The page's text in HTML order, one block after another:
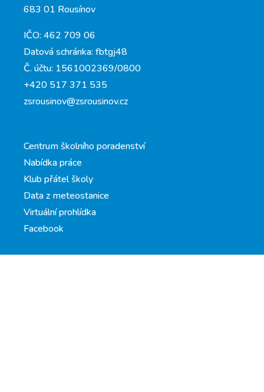
683 01 Rousínov
IČO: 462 709 06
Datová schránka: fbtgj48
Č. účtu: 1561002369/0800
+420 517 371 535
zsrousinov@zsrousinov.cz
Centrum školního poradenství
Nabídka práce
Klub přátel školy
Data z meteostanice
Virtuální prohlídka
Facebook